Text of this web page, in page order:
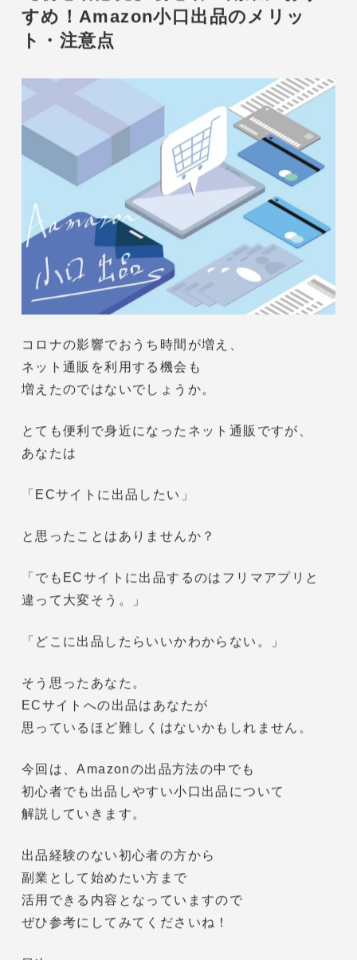
ECコンテンツ
採用情報
CONTACT
CONTENTS
D2C・ECコンテンツ
2021年03月19日
【初心者必見】初心者・副業におす
すめ！Amazon小口出品のメリッ
ト・注意点
ネット通販を利用する機会も
とても便利で身近になったネット通販ですが、
あなたは
「ECサイトに出品したい」
「でもECサイトに出品するのはフリマアプリと
「どこに出品したらいいかわからない。」